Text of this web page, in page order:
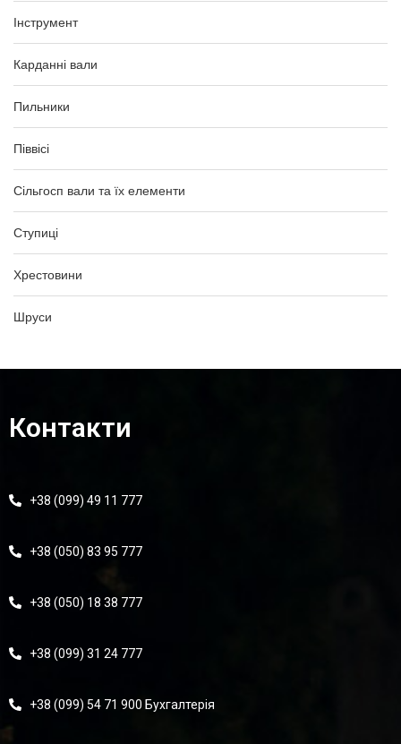
Інструмент
Карданні вали
Пильники
Піввісі
Сільгосп вали та їх елементи
Ступиці
Хрестовини
Шруси
Контакти
+38 (099) 49 11 777
+38 (050) 83 95 777
+38 (050) 18 38 777
+38 (099) 31 24 777
+38 (099) 54 71 900 Бухгалтерія